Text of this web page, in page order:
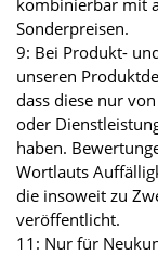
kombinierbar mit
Sonderpreisen.
9: Bei Produkt-
unseren
dass diese nur
oder
haben.
Wortlauts
die insoweit zu
veröffentlicht.
11: Nur für